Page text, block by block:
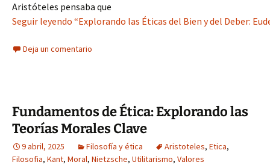
Aristóteles pensaba que
Seguir leyendo “Explorando las Éticas del Bien y del Deber:
Deja un comentario
Fundamentos de Ética: Explorando las
Teorías Morales Clave
9 abril, 2025 Filosofía y ética Aristoteles, Etica,
Filosofia, Kant, Moral, Nietzsche, Utilitarismo, Valores